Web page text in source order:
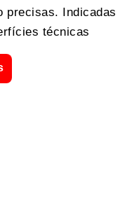
precisas. Indicadas
técnicas